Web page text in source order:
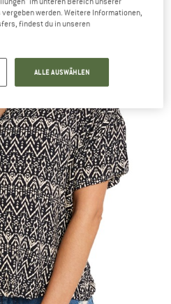
werden. Weitere Informationen,
findest du in unseren
ALLE AUSWÄHLEN